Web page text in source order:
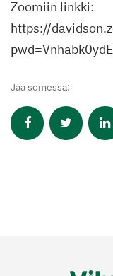
Zoomiin linkki:
https://
Jaa somessa: